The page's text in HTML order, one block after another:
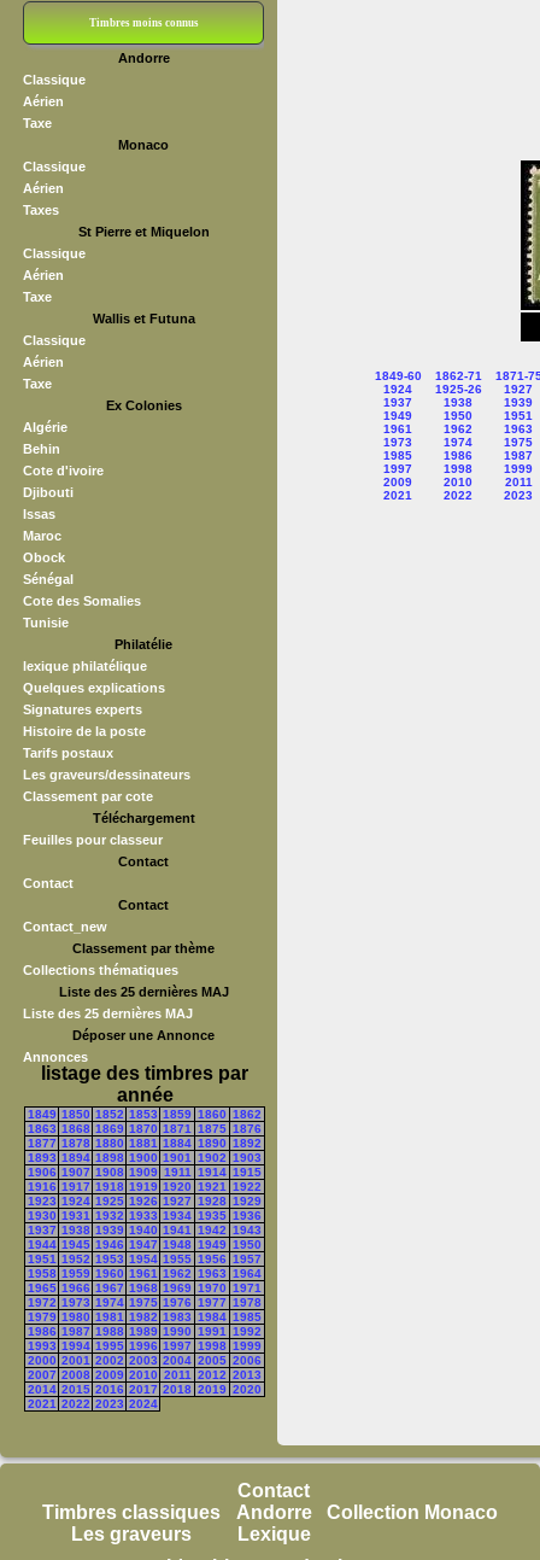
Timbres moins connus
Andorre
Classique
Aérien
Taxe
Monaco
Classique
Aérien
Taxes
St Pierre et Miquelon
Classique
Aérien
Taxe
Wallis et Futuna
Classique
Aérien
Taxe
Ex Colonies
Algérie
Behin
Cote d'ivoire
Djibouti
Issas
Maroc
Obock
Sénégal
Cote des Somalies
Tunisie
Philatélie
lexique philatélique
Quelques explications
Signatures experts
Histoire de la poste
Tarifs postaux
Les graveurs/dessinateurs
Classement par cote
Téléchargement
Feuilles pour classeur
Contact
Contact
Contact
Contact_new
Classement par thème
Collections thématiques
Liste des 25 dernières MAJ
Liste des 25 dernières MAJ
Déposer une Annonce
Annonces
listage des timbres par
année
1849 1850 1852 1853 1859 1860 1862
1863 1868 1869 1870 1871 1875 1876
1877 1878 1880 1881 1884 1890 1892
1893 1894 1898 1900 1901 1902 1903
1906 1907 1908 1909 1911 1914 1915
1916 1917 1918 1919 1920 1921 1922
1923 1924 1925 1926 1927 1928 1929
1930 1931 1932 1933 1934 1935 1936
1937 1938 1939 1940 1941 1942 1943
1944 1945 1946 1947 1948 1949 1950
1951 1952 1953 1954 1955 1956 1957
1958 1959 1960 1961 1962 1963 1964
1965 1966 1967 1968 1969 1970 1971
1972 1973 1974 1975 1976 1977 1978
1979 1980 1981 1982 1983 1984 1985
1986 1987 1988 1989 1990 1991 1992
1993 1994 1995 1996 1997 1998 1999
2000 2001 2002 2003 2004 2005 2006
2007 2008 2009 2010 2011 2012 2013
2014 2015 2016 2017 2018 2019 2020
2021 2022 2023 2024
1849-60 1862-71
1871-
1924
1925-26
1927
1937
1938
1939
1949
1950
1951
1961
1962
1963
1973
1974
1975
1985
1986
1987
1997
1998
1999
2009
2010
2011
2021
2022 2023
Timbres classiques
Les graveurs
Contact
Andorre
Lexique
Collection Monaco